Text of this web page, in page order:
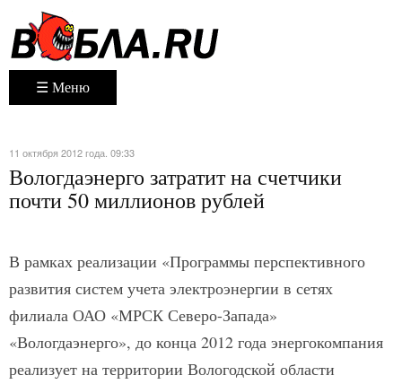
☰ Меню
11 октября 2012 года. 09:33
Вологдаэнерго затратит на счетчики
почти 50 миллионов рублей
В рамках реализации «Программы перспективного
развития систем учета электроэнергии в сетях
филиала ОАО «МРСК Северо-Запада»
«Вологдаэнерго», до конца 2012 года энергокомпания
реализует на территории Вологодской области